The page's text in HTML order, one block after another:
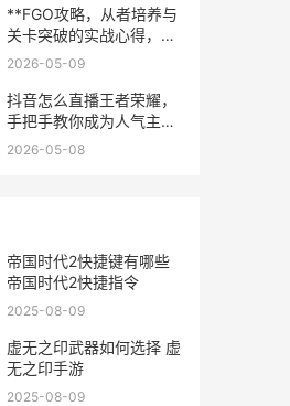
解决思路探秘**
**FGO攻略，从者培养与
关卡突破的实战心得，副
标题，资深玩家的箱庭作
2026-05-09
抖音怎么直播王者荣耀，
手把手教你成为人气主
播，副标题，从零开始掌
2026-05-08
帝国时代2快捷键有哪些
帝国时代2快捷指令
2025-08-09
虚无之印武器如何选择 虚
无之印手游
2025-08-09